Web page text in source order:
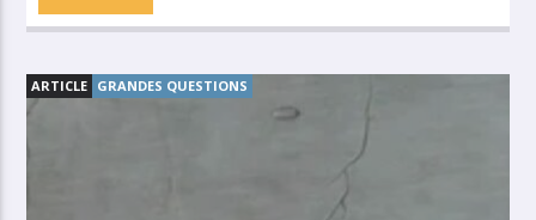
ARTICLE GRANDES QUESTIONS